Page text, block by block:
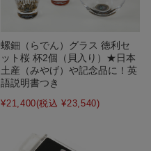
螺鈿（らでん）グラス 徳利セ
ット桜 杯2個（貝入り）★日本
土産（みやげ）や記念品に！英
語説明書つき
¥21,400(税込 ¥23,540)